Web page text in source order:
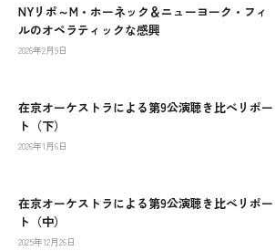
NYリポ～M・ホーネック＆ニューヨーク・フィ
ルのオペラティックな感興
2026年2月9日
在京オーケストラによる第9公演聴き比べリポー
ト（下）
2026年1月6日
在京オーケストラによる第9公演聴き比べリポー
ト（中）
2025年12月26日